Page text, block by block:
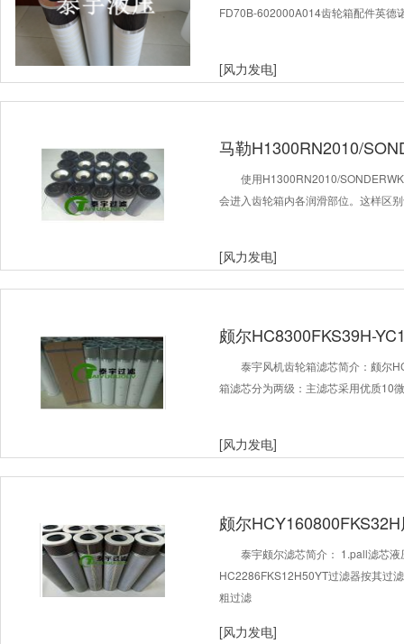
FD70B-602000A014齿轮箱配件英德
[风力发电]
马勒H1300RN2010/
使用H1300RN2010/
会进入齿轮箱内各润滑部位。这样区
[风力发电]
颇尔HC8300FKS39H-
泰宇风机齿轮箱滤芯简介：颇尔
箱滤芯分为两级：主滤芯采用优质10
[风力发电]
颇尔
泰宇颇尔滤芯简介： 1.pall滤芯
HC2286FKS12H50YT过滤器按其过
粗过滤
[风力发电]